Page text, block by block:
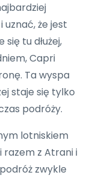
uznać, że jest
tu dłużej,
Capri
Ta wyspa
staje się tylko
podróży.
lotniskiem
z Atrani i
zwykle